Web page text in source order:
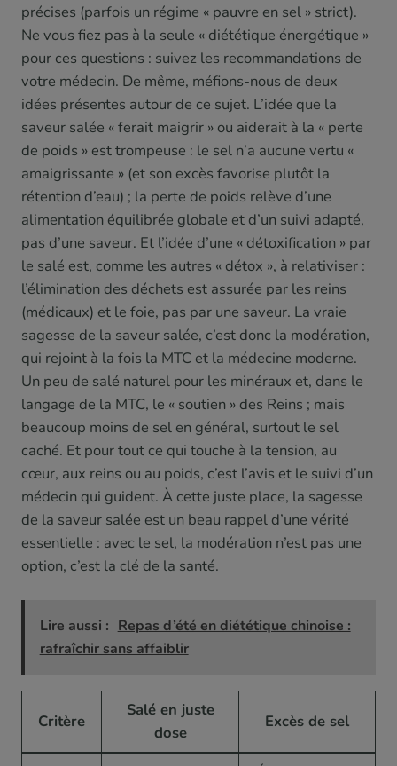
précises (parfois un régime « pauvre en sel » strict).
Ne vous fiez pas à la seule « diététique énergétique »
pour ces questions : suivez les recommandations de
votre médecin. De même, méfions-nous de deux
idées présentes autour de ce sujet. L’idée que la
saveur salée « ferait maigrir » ou aiderait à la « perte
de poids » est trompeuse : le sel n’a aucune vertu «
amaigrissante » (et son excès favorise plutôt la
rétention d’eau) ; la perte de poids relève d’une
alimentation équilibrée globale et d’un suivi adapté,
pas d’une saveur. Et l’idée d’une « détoxification » par
le salé est, comme les autres « détox », à relativiser :
l’élimination des déchets est assurée par les reins
(médicaux) et le foie, pas par une saveur. La vraie
sagesse de la saveur salée, c’est donc la modération,
qui rejoint à la fois la MTC et la médecine moderne.
Un peu de salé naturel pour les minéraux et, dans le
langage de la MTC, le « soutien » des Reins ; mais
beaucoup moins de sel en général, surtout le sel
caché. Et pour tout ce qui touche à la tension, au
cœur, aux reins ou au poids, c’est l’avis et le suivi d’un
médecin qui guident. À cette juste place, la sagesse
de la saveur salée est un beau rappel d’une vérité
essentielle : avec le sel, la modération n’est pas une
option, c’est la clé de la santé.
Lire aussi : Repas d’été en diététique chinoise :
rafraîchir sans affaiblir
Critère
Salé en juste
dose
Excès de sel